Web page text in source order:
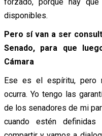
disponibles.
Pero sí van a ser
Senado, para que
Cámara
Ese es el espíritu, pero
ocurra. Yo tengo las
de los senadores de mi
cuando estén